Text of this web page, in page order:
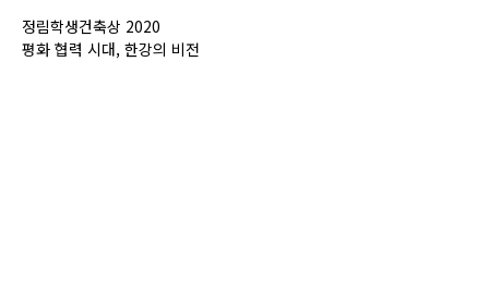
정림학생건축상 2020
평화 협력 시대, 한강의 비전